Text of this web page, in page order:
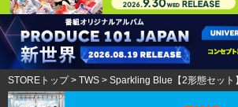
STOREトップ> TWS > Sparkling Blue【2形態セット】